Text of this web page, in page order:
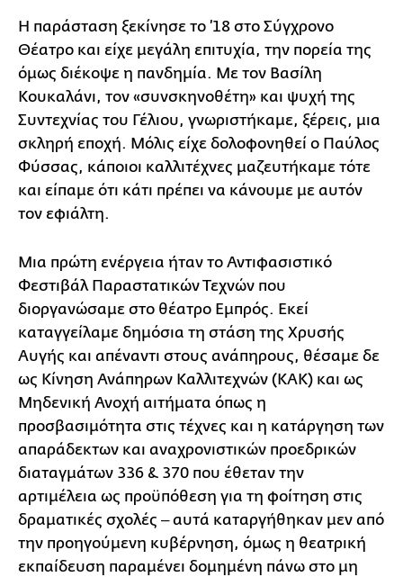
Η παράσταση ξεκίνησε το ’18 στο Σύγχρονο
Θέατρο και είχε μεγάλη επιτυχία, την πορεία της
όμως διέκοψε η πανδημία. Με τον Βασίλη
Κουκαλάνι, τον «συνσκηνοθέτη» και ψυχή της
Συντεχνίας του Γέλιου, γνωριστήκαμε, ξέρεις, μια
σκληρή εποχή. Μόλις είχε δολοφονηθεί ο Παύλος
Φύσσας, κάποιοι καλλιτέχνες μαζευτήκαμε τότε
και είπαμε ότι κάτι πρέπει να κάνουμε με αυτόν
τον εφιάλτη.
Μια πρώτη ενέργεια ήταν το Αντιφασιστικό
Φεστιβάλ Παραστατικών Τεχνών που
διοργανώσαμε στο θέατρο Εμπρός. Εκεί
καταγγείλαμε δημόσια τη στάση της Χρυσής
Αυγής και απέναντι στους ανάπηρους, θέσαμε δε
ως Κίνηση Ανάπηρων Καλλιτεχνών (ΚΑΚ) και ως
Μηδενική Ανοχή αιτήματα όπως η
προσβασιμότητα στις τέχνες και η κατάργηση των
απαράδεκτων και αναχρονιστικών προεδρικών
διαταγμάτων 336 & 370 που έθεταν την
αρτιμέλεια ως προϋπόθεση για τη φοίτηση στις
δραματικές σχολές ‒ αυτά καταργήθηκαν μεν από
την προηγούμενη κυβέρνηση, όμως η θεατρική
εκπαίδευση παραμένει δομημένη πάνω στο μη